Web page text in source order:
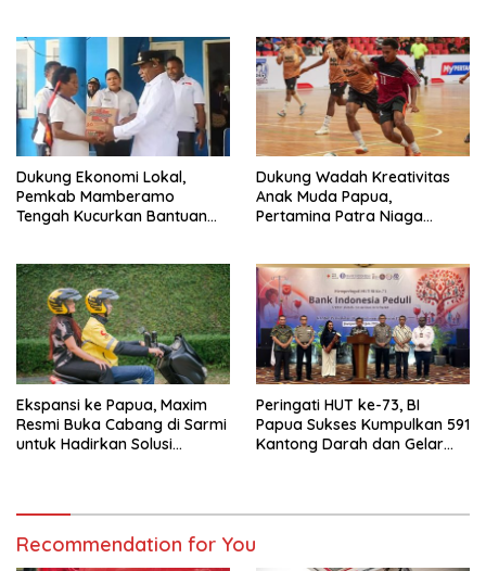
Dukung Ekonomi Lokal,
Pemkab Mamberamo
Tengah Kucurkan Bantuan
Dukung Wadah Kreativitas
Anak Muda Papua,
Pertamina Patra Niaga
Competition 2026
Ekspansi ke Papua, Maxim
Resmi Buka Cabang di Sarmi
untuk Hadirkan Solusi
Peringati HUT ke-73, BI
Papua Sukses Kumpulkan 591
Kantong Darah dan Gelar
Recommendation for You